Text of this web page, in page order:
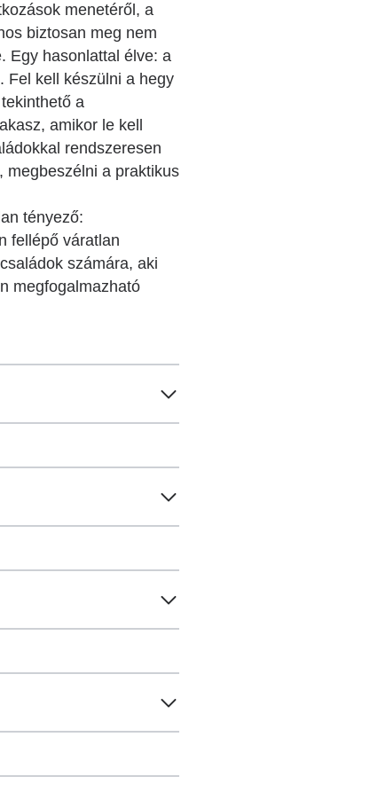
menetéről, a
biztosan meg nem
Egy hasonlattal élve: a
Fel kell készülni a hegy
a
amikor le kell
rendszeresen
megbeszélni a praktikus
tényező:
fellépő váratlan
számára, aki
megfogalmazható